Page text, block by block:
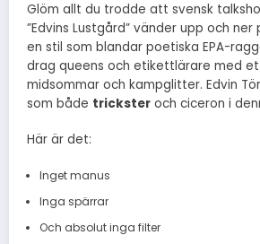
Glöm allt du trodde att svensk
”Edvins Lustgård” vänder upp och
en stil som blandar poetiska EPA-
drag queens och etikettlärare med
midsommar och kampglitter. Edvin
som både trickster och ciceron i
Här är det:
Inget manus
Inga spärrar
Och absolut inga filter